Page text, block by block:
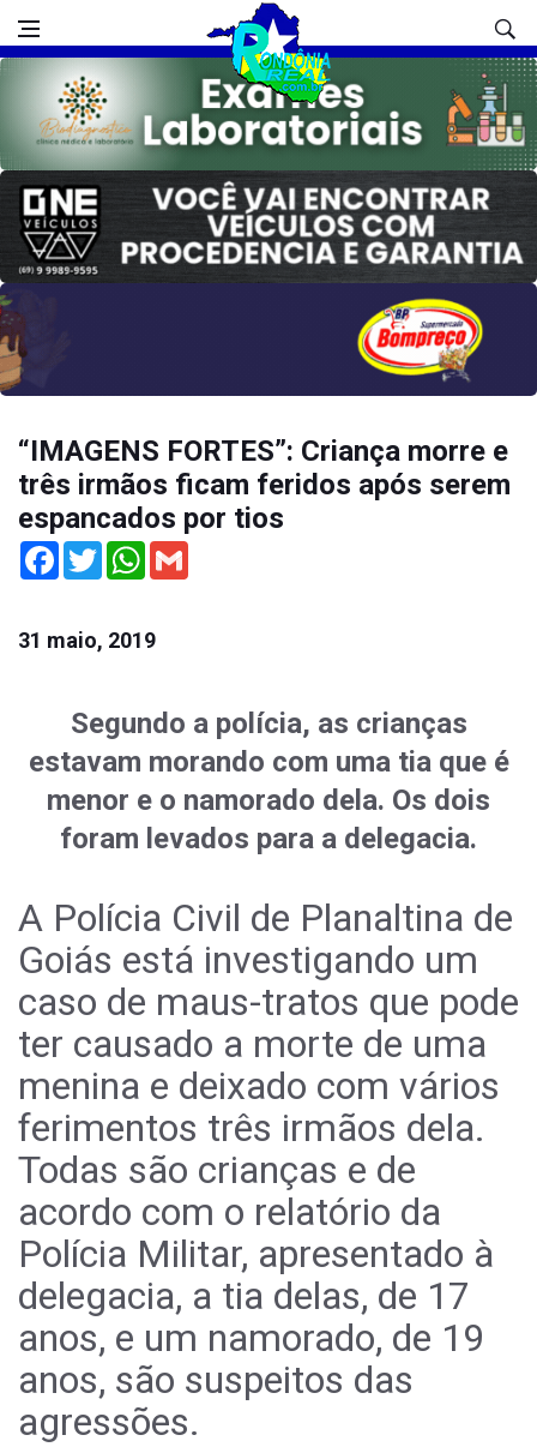
“IMAGENS FORTES”: Criança morre e
três irmãos ficam feridos após serem
espancados por tios
Facebook
TwitterWhatsApp
31 maio, 2019
Segundo a polícia, as crianças
estavam morando com uma tia que é
menor e o namorado dela. Os dois
foram levados para a delegacia.
A Polícia Civil de Planaltina de
Goiás está investigando um
caso de maus-tratos que pode
ter causado a morte de uma
menina e deixado com vários
ferimentos três irmãos dela.
Todas são crianças e de
acordo com o relatório da
Polícia Militar, apresentado à
delegacia, a tia delas, de 17
anos, e um namorado, de 19
anos, são suspeitos das
agressões.